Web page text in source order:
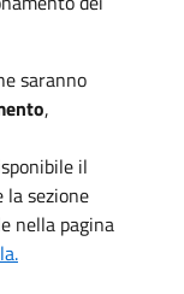
saranno
,
il
sezione
nella pagina